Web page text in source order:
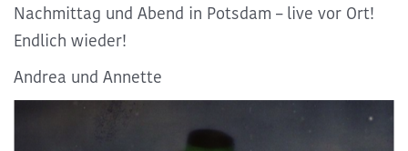
Nachmittag und Abend in Potsdam – live vor Ort!
Endlich wieder!
Andrea und Annette